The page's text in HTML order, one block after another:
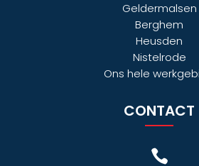
Geldermalsen
Berghem
Heusden
Nistelrode
Ons hele
CONTACT
